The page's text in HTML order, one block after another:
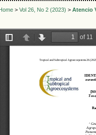
> Vol 26, No 2 (2023) > Atencio